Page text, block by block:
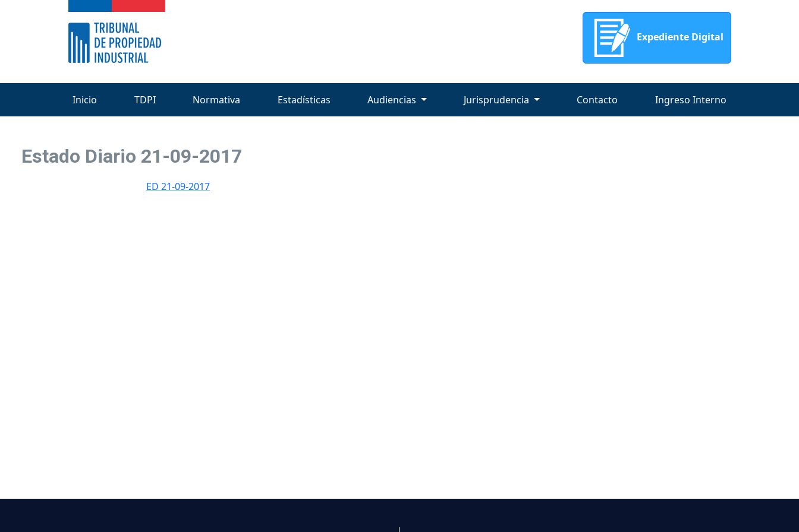
Expediente Digital
Inicio TDPI Normativa Estadísticas Audiencias Jurisprudencia Contacto Ingreso Interno
Estado Diario 21-09-2017
ED 21-09-2017